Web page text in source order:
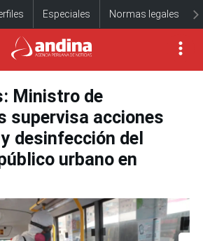
Especiales Normas legales
Ministro de
supervisa acciones
desinfección del
urbano en